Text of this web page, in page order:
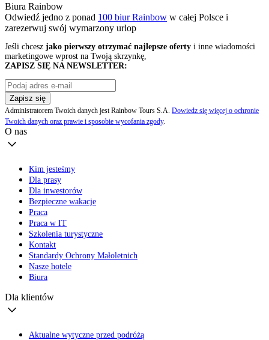
Biura Rainbow
Odwiedź jedno z ponad 100 biur Rainbow w całej Polsce i
zarezerwuj swój wymarzony urlop
Jeśli chcesz jako pierwszy otrzymać najlepsze oferty i inne wiadomości
marketingowe wprost na Twoją skrzynkę,
ZAPISZ SIĘ NA NEWSLETTER:
Zapisz się
Administratorem Twoich danych jest Rainbow Tours S.A. Dowiedz się więcej o ochronie
Twoich danych oraz prawie i sposobie wycofania zgody.
O nas
Kim jesteśmy
Dla prasy
Dla inwestorów
Bezpieczne wakacje
Praca
Praca w IT
Szkolenia turystyczne
Kontakt
Standardy Ochrony Małoletnich
Nasze hotele
Biura
Dla klientów
Aktualne wytyczne przed podróżą